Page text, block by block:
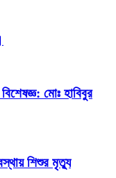
মোঃ হাবিবুর
শিশুর মৃত্যু